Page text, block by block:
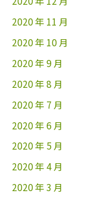
2020 年 11 月
2020 年 10 月
2020 年 9 月
2020 年 8 月
2020 年 7 月
2020 年 6 月
2020 年 5 月
2020 年 4 月
2020 年 3 月